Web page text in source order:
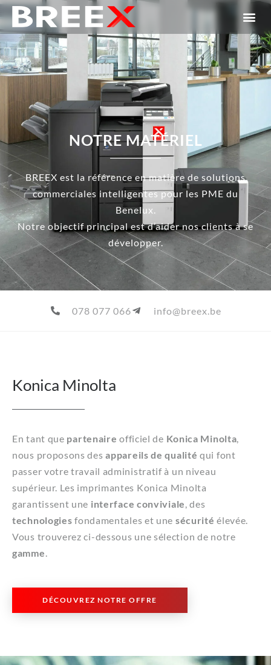
NOTRE MATÉRIEL
BREEX est la référence en matière de solutions
commerciales intelligentes pour les PME du
Benelux.
Notre objectif principal est d’aider nos clients à se
développer.
078 077 066 info@breex.be
Konica Minolta
En tant que partenaire officiel de Konica Minolta
nous proposons desappareils de qualité qui font
passer votre travail administratif à un niveau
supérieur. Les imprimantes Konica Minolta
garantissent une interface conviviale , des
technologies fondamentales et une sécurité élevée.
Vous trouverez ci-dessous une sélection de notre
gamme
DÉCOUVREZ NOTRE OFFRE